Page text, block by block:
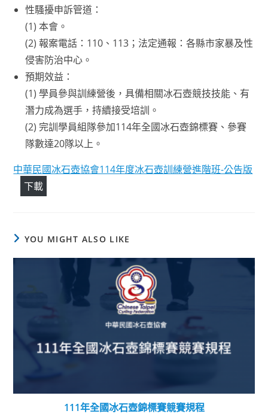
性騷擾申訴管道：
(1) 本會。
(2) 報案電話：110、113；法定通報：各縣市家暴及性
侵害防治中心。
預期效益：
(1) 學員參與訓練營後，具備相關冰石壺競技技能、有
潛力成為選手，持續接受培訓。
(2) 完訓學員組隊參加114年全國冰石壺錦標賽、參賽
隊數達20隊以上。
中華民國冰石壺協會114年度冰石壺訓練營進階班-公告版
下載
YOU MIGHT ALSO LIKE
111年全國冰石壺錦標賽競賽規程